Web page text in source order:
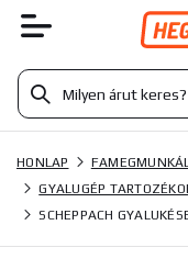
HONLAP
GYALUGÉP
SCHEPPACH